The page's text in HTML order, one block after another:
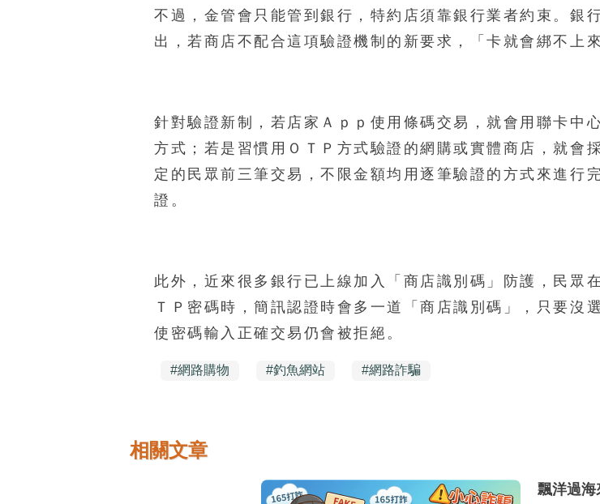
不過，金管會只能管到銀行，特約店須靠銀行業者約束。銀
出，若商店不配合這項驗證機制的新要求，「卡就會綁不上來
針對驗證新制，若店家Ａｐｐ使用條碼交易，就會用聯卡中
方式；若是習慣用ＯＴＰ方式驗證的網購或實體商店，就會
定的民眾前三筆交易，不限金額均用逐筆驗證的方式來進行
證。
此外，近來很多銀行已上線加入「商店識別碼」防護，民眾
ＴＰ密碼時，簡訊認證時會多一道「商店識別碼」，只要沒
使密碼輸入正確交易仍會被拒絕。
#網路購物 #釣魚網站 #網路詐騙
相關文章
飄洋過海